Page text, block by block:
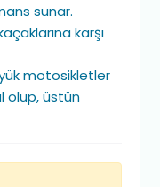
sunar.
karşı
motosikletler
olup, üstün